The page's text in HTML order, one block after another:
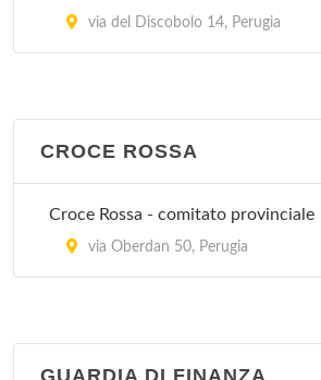
via del Discobolo 14, Perugia
CROCE ROSSA
Croce Rossa - comitato provinciale
via Oberdan 50, Perugia
GUARDIA DI FINANZA